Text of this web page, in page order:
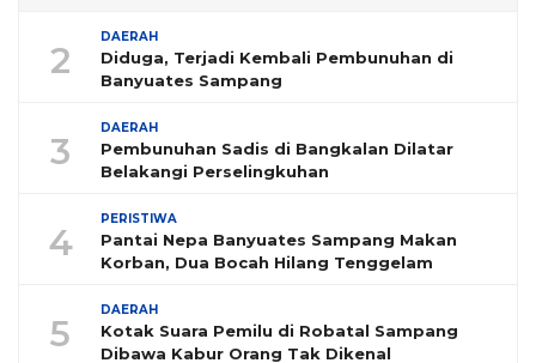
2
DAERAH
Diduga, Terjadi Kembali Pembunuhan di
Banyuates Sampang
3
DAERAH
Pembunuhan Sadis di Bangkalan Dilatar
Belakangi Perselingkuhan
4
PERISTIWA
Pantai Nepa Banyuates Sampang Makan
Korban, Dua Bocah Hilang Tenggelam
5
DAERAH
Kotak Suara Pemilu di Robatal Sampang
Dibawa Kabur Orang Tak Dikenal